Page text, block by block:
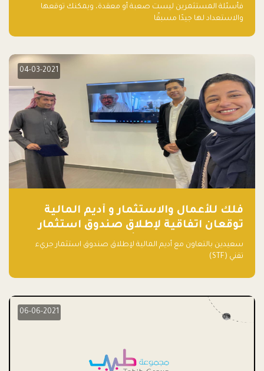
فأسئلة المستثمرين ليست صعبة أو معقدة، ويمكنك توقعها
والاستعداد لها جيدًا مسبقًا
04-03-2021
فلك للأعمال والاستثمار و أديم المالية
توقعان اتفاقية لإطلاق صندوق استثمار
جريء تقني (STF) - مشغل من قبل فـلك
سعيدين بالتعاون مع أديم المالية لإطلاق صندوق استثمار جريء
تقني (STF)
06-06-2021